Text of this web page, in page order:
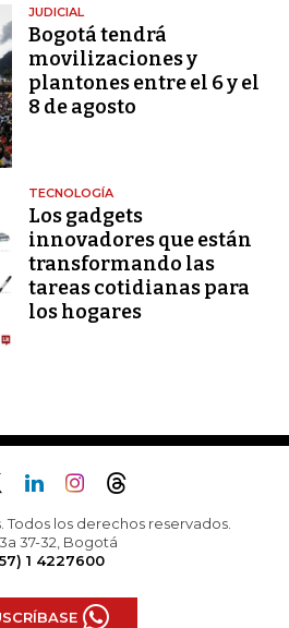
JUDICIAL
Bogotá tendrá
movilizaciones y
plantones entre el 6 y el
8 de agosto
TECNOLOGÍA
Los gadgets
innovadores que están
transformando las
tareas cotidianas para
los hogares
Todos los derechos reservados.
37-32, Bogotá
1 4227600